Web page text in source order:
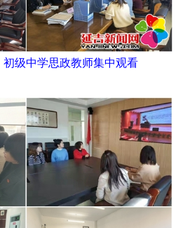
级中学思政教师集中观看